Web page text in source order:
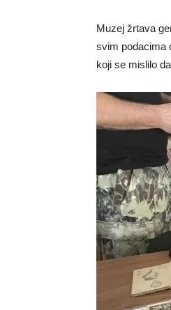
Muzej žrtava
svim podacima
koji se mislilo